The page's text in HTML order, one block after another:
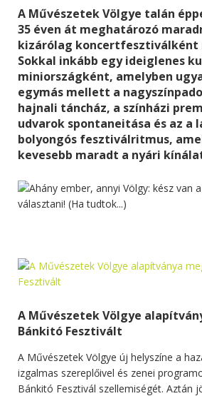
A Művészetek Völgye talán
35 éven át meghatározó
kizárólag
Sokkal inkább egy ideiglenes
miniországként, amelyben
egymás mellett a
hajnali táncház, a színházi
udvarok spontaneitása és az a
bolyongós fesztiválritmus,
kevesebb maradt a nyári
A Művészetek Völgye
Bánkitó Fesztivált
A Művészetek Völgye új helyszíne a
izgalmas szereplőivel és zenei
Bánkitó Fesztivál szellemiségét. Aztán